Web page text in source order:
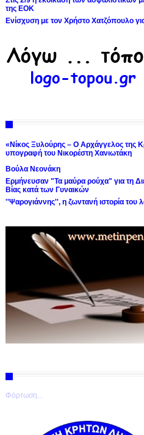
της ΕΟΚ
Ενίσχυση με τον Χρήστο Χατζόπουλο
«Νίκος Ξυλούρης – Ο Αρχάγγελος της
υπογραφή του Νικορέστη Χανιωτάκη
Βούλα Νεονάκη
Ερμήνευσαν "Τα μαύρα ρούχα" για τη
Βίας κατά των Γυναικών
''Ψαρογιάννης'', η ζωντανή ιστορία του
Φόρτωση...